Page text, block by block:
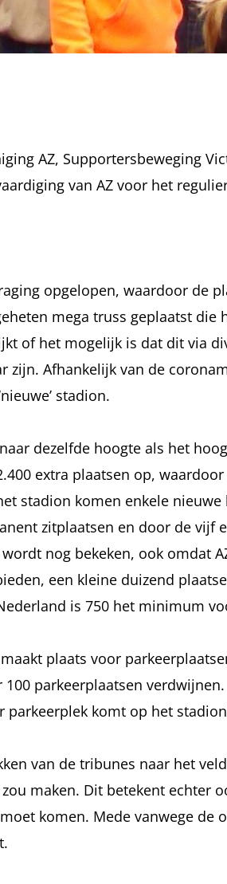
AZ, Supportersbeweging
van AZ voor het
opgelopen, waardoor de
mega truss geplaatst die
of het mogelijk is dat dit via
Afhankelijk van de
stadion.
dezelfde hoogte als het
extra plaatsen op,
stadion komen enkele
zitplaatsen en door de vijf
nog bekeken, ook omdat
een kleine duizend
is 750 het minimum
plaats voor
parkeerplaatsen
komt op het
van de tribunes naar het
maken. Dit betekent echter
komen. Mede vanwege de